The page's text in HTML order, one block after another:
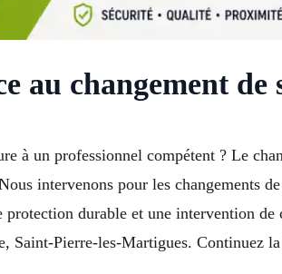
au changement
à un professionnel compétent ? Le
intervenons pour les changements
durable et une intervention
Saint-Pierre-les-Martigues. Continuez